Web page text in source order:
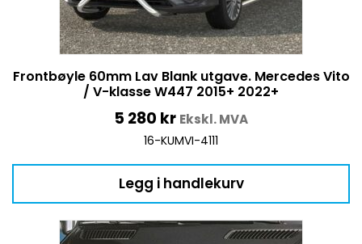
Frontbøyle 60mm Lav Blank utgave. Mercedes Vito
/ V-klasse W447 2015+ 2022+
5 280 kr Ekskl. MVA
16-KUMVI-4111
Legg i handlekurv